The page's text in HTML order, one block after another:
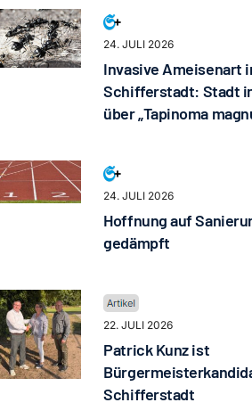
24. JULI 2026
Invasive Ameisenart
Schifferstadt: Stadt
über „Tapinoma
24. JULI 2026
Hoffnung auf
gedämpft
22. JULI 2026
Patrick Kunz ist
Schifferstadt